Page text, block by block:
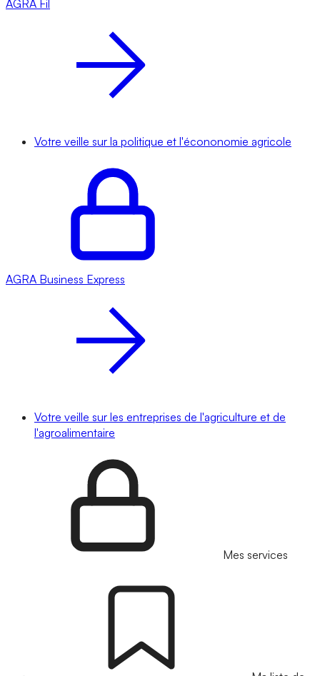
AGRA Fil
Votre veille sur la politique et l'écononomie agricole
AGRA Business Express
Votre veille sur les entreprises de l'agriculture et de
l'agroalimentaire
Mes services